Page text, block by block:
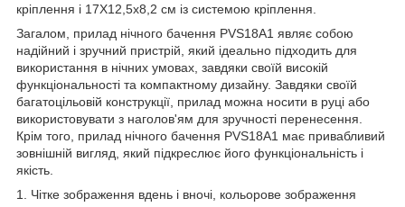
кріплення і 17X12,5x8,2 см із системою кріплення.
Загалом, прилад нічного бачення PVS18A1 являє собою
надійний і зручний пристрій, який ідеально підходить для
використання в нічних умовах, завдяки своїй високій
функціональності та компактному дизайну. Завдяки своїй
багатоцільовій конструкції, прилад можна носити в руці або
використовувати з наголов'ям для зручності перенесення.
Крім того, прилад нічного бачення PVS18A1 має привабливий
зовнішній вигляд, який підкреслює його функціональність і
якість.
1. Чітке зображення вдень і вночі, кольорове зображення